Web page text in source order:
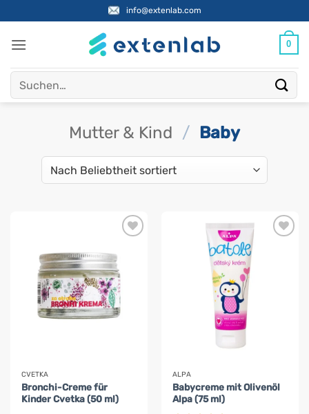
Inhalt
springen
info@extenlab.com
0
Suchen
nach:
Mutter & Kind / Baby
CVETKA
Bronchi-Creme für
Kinder Cvetka (50 ml)
ALPA
Babycreme mit Olivenöl
Alpa (75 ml)